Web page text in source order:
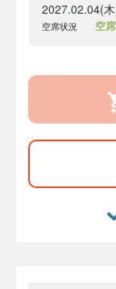
2027.02.04(
空席状況 空